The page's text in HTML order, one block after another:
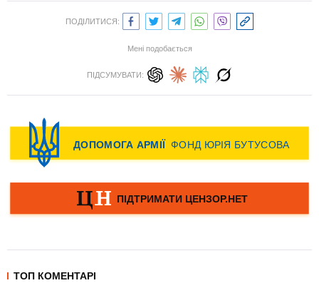
ПОДІЛИТИСЯ:
Мені подобається
ПІДСУМУВАТИ:
ТОП КОМЕНТАРІ